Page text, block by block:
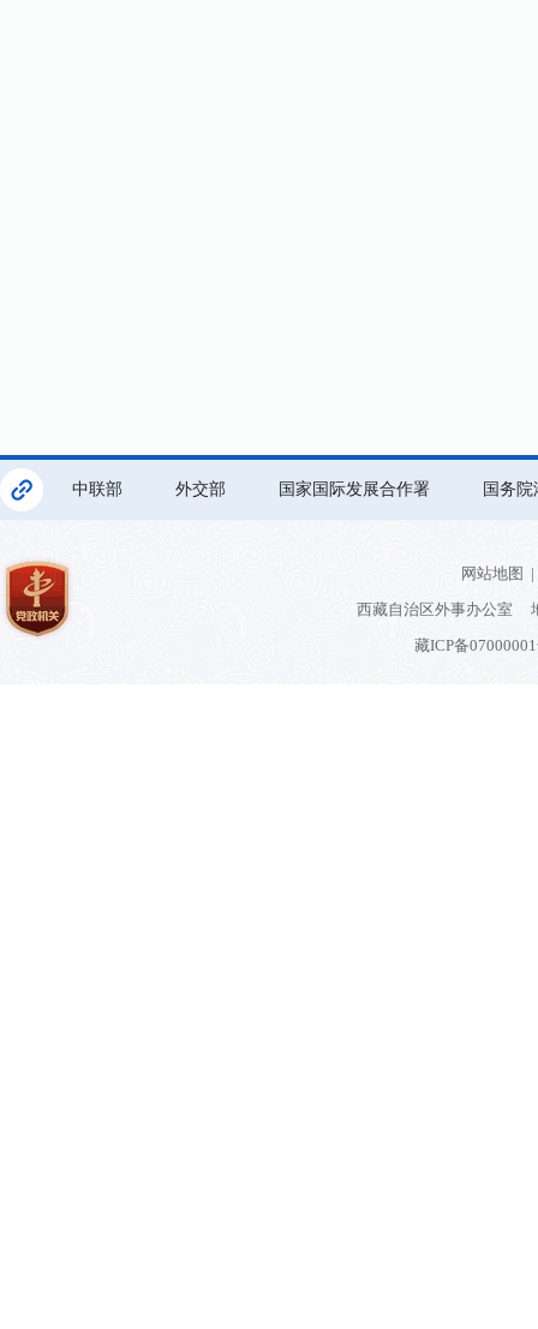
中联部 外交部 国家国际发展合作署 国务
网站地图 |
西藏自治区外事办公室
藏ICP备